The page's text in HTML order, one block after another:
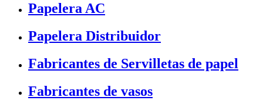
Papelera AC
Papelera Distribuidor
Fabricantes de Servilletas de papel
Fabricantes de vasos